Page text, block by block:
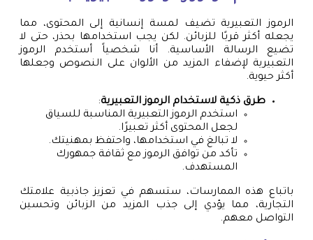
الرموز التعبيرية تضيف لمسة إنسانية إلى المحتوى، مما
يجعله أكثر قربًا للزبائن. لكن يجب استخدامها بحذر، حتى لا
تضيع الرسالة الأساسية. أنا شخصياً أستخدم الرموز
التعبيرية لإضفاء المزيد من الألوان على النصوص وجعلها
أكثر حيوية.
طرق ذكية لاستخدام الرموز التعبيرية:
استخدم الرموز التعبيرية المناسبة للسياق
لجعل المحتوى أكثر تعبيرًا.
لا تبالغ في استخدامها، واحتفظ بمهنيتك.
تأكد من توافق الرموز مع ثقافة جمهورك
المستهدف.
باتباع هذه الممارسات، ستسهم في تعزيز جاذبية علامتك
التجارية، مما يؤدي إلى جذب المزيد من الزبائن وتحسين
التواصل معهم.